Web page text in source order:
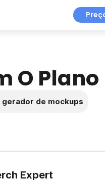
O
de mockups
Expert